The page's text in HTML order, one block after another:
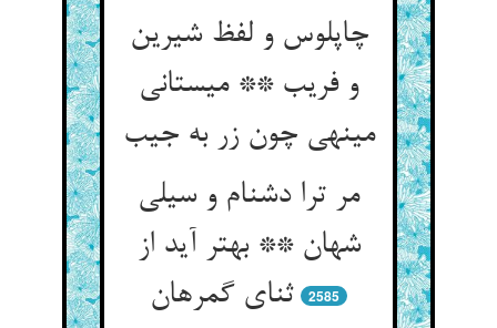
چاپلوس و لفظ شیرین
و فریب ** می‏ستانی
می‏نهی چون زر به جیب‏
مر ترا دشنام و سیلی
شهان ** بهتر آید از
ثنای گمرهان‏
2585